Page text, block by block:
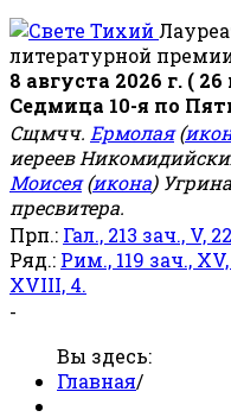
литературной
8 августа 2026 г. (
Седмица 10-я по
Сщмчч. Ермолая(
иереев
Моисея(икона)
пресвитера.
Прп.: Гал., 213 зач., V,
Ряд.: Рим., 119 зач.,
XVIII, 4.
-
Вы здесь:
Главная/